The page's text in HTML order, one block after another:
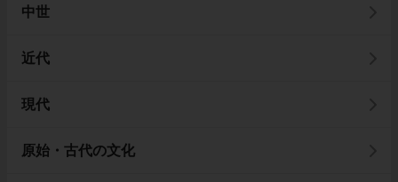
中世
近代
現代
原始・古代の文化